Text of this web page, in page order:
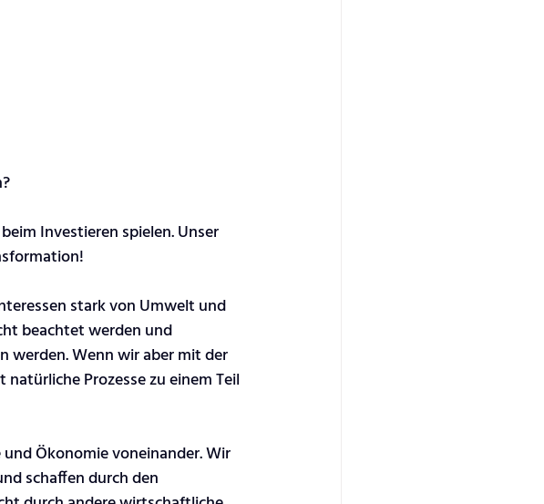
Investieren spielen. Unser
stark von Umwelt und
beachtet werden und
werden. Wenn wir aber mit der
Prozesse zu einem Teil
Ökonomie voneinander. Wir
schaffen durch den